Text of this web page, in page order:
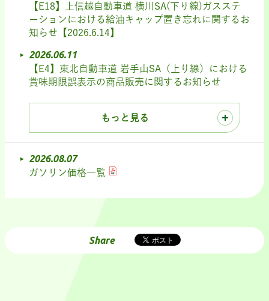
【E18】上信越自動車道 横川SA(下り線)ガスステ
ーションにおける給油キャップ置き忘れに関するお
知らせ【2026.6.14】
2026.06.11
【E4】東北自動車道 岩手山SA（上り線）における
賞味期限誤表示の商品販売に関するお知らせ
もっと見る
2026.08.07
ガソリン価格一覧
Share